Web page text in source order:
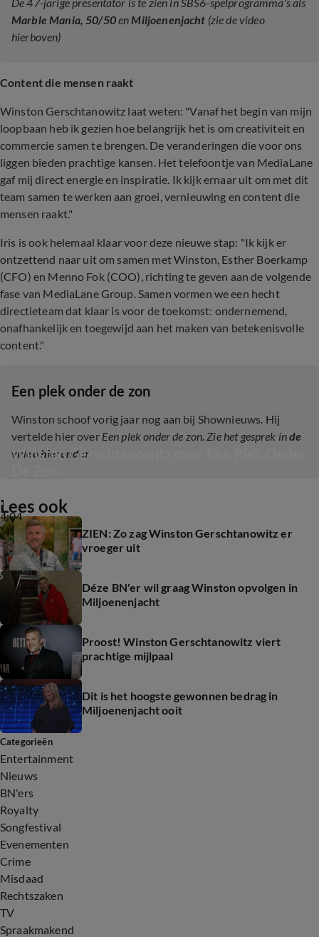
Marble Mania, 50/50en Miljoenenjacht (zie de video
hierboven)
Content die mensen raakt
Winston Gerschtanowitz laat weten: "Vanaf het begin van mijn
loopbaan heb ik gezien hoe belangrijk het is om creativiteit en
commercie samen te brengen. De veranderingen die voor ons
liggen bieden prachtige kansen. Het telefoontje van MediaLane
gaf mij direct energie en inspiratie. Ik kijk ernaar uit om met dit
team samen te werken aan groei, vernieuwing en content die
mensen raakt."
Iris is ook helemaal klaar voor deze nieuwe stap: "Ik kijk er
ontzettend naar uit om samen met Winston, Esther Boerkamp
(CFO) en Menno Fok (COO), richting te geven aan de volgende
fase van MediaLane Group. Samen vormen we een hecht
directieteam dat klaar is voor de toekomst: ondernemend,
onafhankelijk en toegewijd aan het maken van betekenisvolle
content."
Een plek onder de zon
Winston schoof vorig jaar nog aan bij Shownieuws. Hij
vertelde hier over Een plek onder de zon. Zie het gesprek inde
video hieronder.
4:04
Winston Gerschtanowitz over Een Plek Onder
Lees ook
ZIEN: Zo zag Winston Gerschtanowitz er
vroeger uit
Déze BN'er wil graag Winston opvolgen in
Miljoenenjacht
Proost! Winston Gerschtanowitz viert
prachtige mijlpaal
Dit is het hoogste gewonnen bedrag in
Miljoenenjacht ooit
Categorieën
Entertainment
Nieuws
BN'ers
Royalty
Songfestival
Evenementen
Crime
Misdaad
Rechtszaken
TV
Spraakmakend